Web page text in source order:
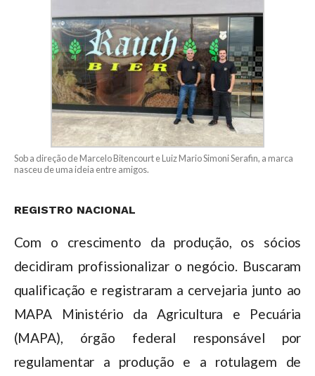
Sob a direção de Marcelo Bitencourt e Luiz Mario Simoni Serafin, a marca
nasceu de uma ideia entre amigos.
REGISTRO NACIONAL
Com o crescimento da produção, os sócios
decidiram profissionalizar o negócio. Buscaram
qualificação e registraram a cervejaria junto ao
MAPA Ministério da Agricultura e Pecuária
(MAPA), órgão federal responsável por
regulamentar a produção e a rotulagem de